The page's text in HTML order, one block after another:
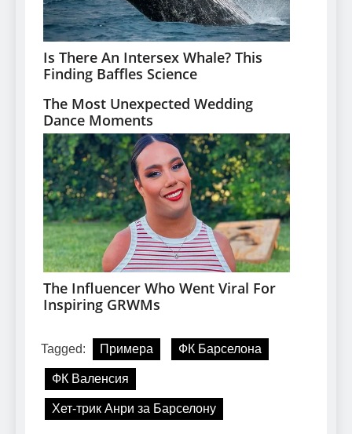
Tagged: Примера ФК Барселона
ФК Валенсия
Хет-трик Анри за Барселону